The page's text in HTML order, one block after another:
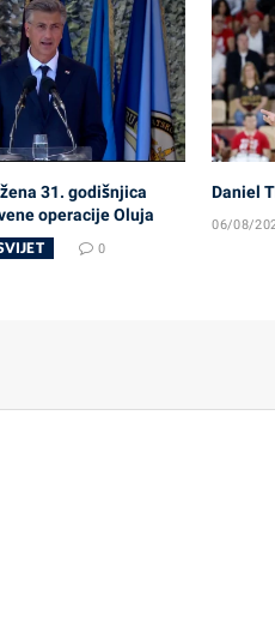
31. godišnjica
operacije Oluja
0
Daniel
06/08/